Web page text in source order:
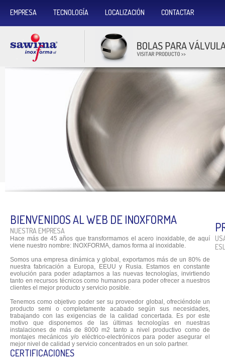
EMPRESA TECNOLOGÍA LOCALIZACIÓN CONTACTAR
BIENVENIDOS AL WEB DE INOXFORMA
NUESTRA EMPRESA
Hace más de 45 años que transformamos el acero inoxidable, de aquí
viene nuestro nombre: INOXFORMA, damos forma al inoxidable.
Somos una empresa dinámica y global, exportamos más de un 80% de
nuestra fabricación a Europa, EEUU y Rusia. Estamos en constante
evolución para poder adaptarnos a las nuevas tecnologías, invirtiendo
tanto en recursos técnicos como humanos para poder ofrecer a nuestros
clientes el mejor producto y servicio posible.
Tenemos como objetivo poder ser su proveedor global, ofreciéndole un
producto semi o completamente acabado según sus necesidades,
trabajando con las exigencias de la calidad concertada. Es por este
motivo que disponemos de las últimas tecnologías en nuestras
instalaciones de más de 8000 m2 tanto a nivel productivo como de
montajes mecánicos y/o eléctrico-electrónicos para poder asegurar el
mejor nivel de calidad y servicio concentrados en un solo partner.
CERTIFICACIONES